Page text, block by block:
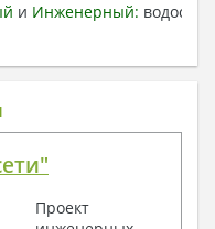
и Инженерный:
за дополнительную
планы с
Проект